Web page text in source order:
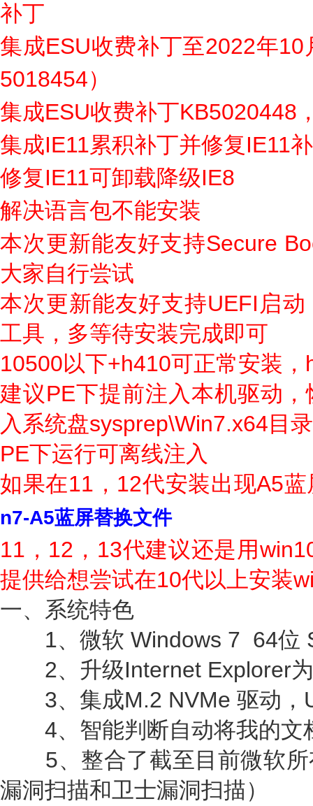
补丁
集成ESU收费补丁至2022年
5018454）
集成ESU收费补丁KB5020448
集成IE11累积补丁并修复IE11
修复IE11可卸载降级IE8
解决语言包不能安装
本次更新能友好支持Secure
大家自行尝试
本次更新能友好支持UEFI启
工具，多等待安装完成即可
10500以下+h410可正常安装
建议PE下提前注入本机驱动
入系统盘sysprep\Win7.x64目
PE下运行可离线注入
如果在11，12代安装出现A5
n7-A5蓝屏替换文件
11，12，13代建议还是用
提供给想尝试在10代以上安装
一、系统特色
1、微软 Windows 7 64位
2、升级Internet Explorer为
3、集成M.2 NVMe 驱动，
4、智能判断自动将我的文
5、整合了截至目前微软所
漏洞扫描和卫士漏洞扫描）